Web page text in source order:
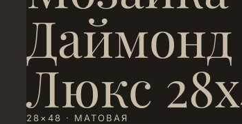
Даймонд
Люкс
28×48 · МАТОВАЯ